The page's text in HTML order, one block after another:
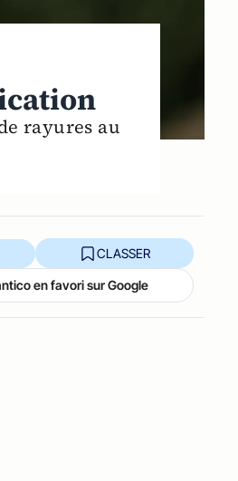
rayures au
CLASSER
en favori sur Google